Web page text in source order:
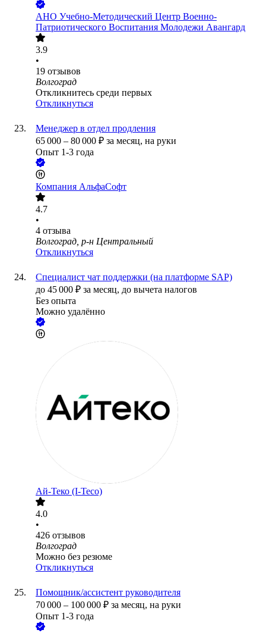
АНО Учебно-Методический Центр Военно-
Патриотического Воспитания Молодежи Авангард
3.9
•
19 отзывов
Волгоград
Откликнитесь среди первых
Откликнуться
Менеджер в отдел продления
65 000 – 80 000 ₽ за месяц, на руки
Опыт 1-3 года
Компания АльфаСофт
4.7
•
4 отзыва
Волгоград, р-н Центральный
Откликнуться
Специалист чат поддержки (на платформе SAP)
до 45 000 ₽ за месяц, до вычета налогов
Без опыта
Можно удалённо
Ай-Теко (I-Teco)
4.0
•
426 отзывов
Волгоград
Можно без резюме
Откликнуться
Помощник/ассистент руководителя
70 000 – 100 000 ₽ за месяц, на руки
Опыт 1-3 года